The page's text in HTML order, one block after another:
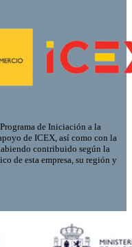
de Iniciación a la
de ICEX, así como con la
contribuido según la
de esta empresa, su región y